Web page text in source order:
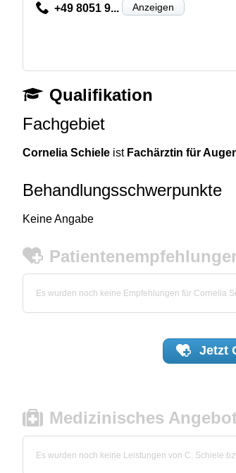
+49 8051 9... Anzeigen
Qualifikation
Fachgebiet
Cornelia Schiele ist Fachärztin für
Behandlungsschwerpunkte
Keine Angabe
Es wurden noch keine Empfehlungen für Cornelia
Jetzt
Medizinisches
Es wurden noch keine Leistungen von C. Schiele